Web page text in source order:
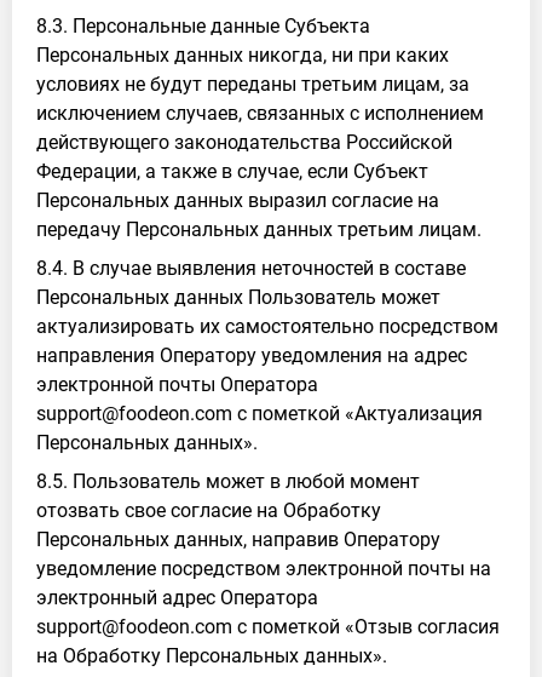
8.3. Персональные данные Субъекта
Персональных данных никогда, ни при каких
условиях не будут переданы третьим лицам, за
исключением случаев, связанных с исполнением
действующего законодательства Российской
Федерации, а также в случае, если Субъект
Персональных данных выразил согласие на
передачу Персональных данных третьим лицам.
8.4. В случае выявления неточностей в составе
Персональных данных Пользователь может
актуализировать их самостоятельно посредством
направления Оператору уведомления на адрес
электронной почты Оператора
support@foodeon.com с пометкой «Актуализация
Персональных данных».
8.5. Пользователь может в любой момент
отозвать свое согласие на Обработку
Персональных данных, направив Оператору
уведомление посредством электронной почты на
электронный адрес Оператора
support@foodeon.com с пометкой «Отзыв согласия
на Обработку Персональных данных».